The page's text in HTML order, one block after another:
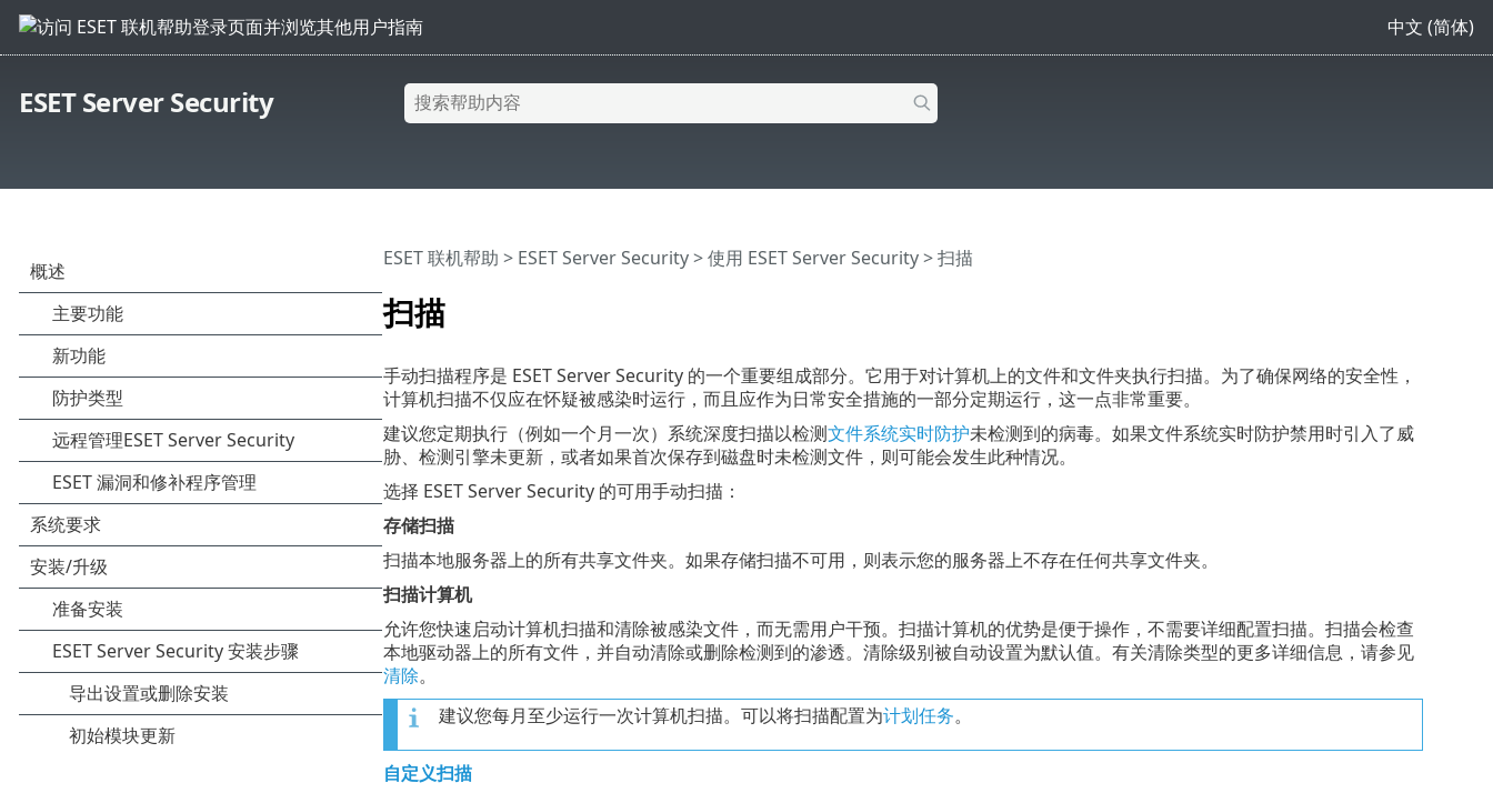
中文 (简体)
ESET Server Security
扫描
ESET 联机帮助 > ESET Server Security>使用 ESET Server Security> 扫描
手动扫描程序是 ESET Server Security 的一个重要组成部分。它用于对计算机上的文件和文件夹执行扫描。为了确保网络的安全性，
计算机扫描不仅应在怀疑被感染时运行，而且应作为日常安全措施的一部分定期运行，这一点非常重要。
建议您定期执行（例如一个月一次）系统深度扫描以检测文件系统实时防护未检测到的病毒。如果文件系统实时防护禁用时引入了威
胁、检测引擎未更新，或者如果首次保存到磁盘时未检测文件，则可能会发生此种情况。
选择 ESET Server Security 的可用手动扫描：
存储扫描
扫描本地服务器上的所有共享文件夹。如果存储扫描不可用，则表示您的服务器上不存在任何共享文件夹。
扫描计算机
允许您快速启动计算机扫描和清除被感染文件，而无需用户干预。扫描计算机的优势是便于操作，不需要详细配置扫描。扫描会检查
本地驱动器上的所有文件，并自动清除或删除检测到的渗透。清除级别被自动设置为默认值。有关清除类型的更多详细信息，请参见
清除。
建议您每月至少运行一次计算机扫描。可以将扫描配置为计划任务。
自定义扫描